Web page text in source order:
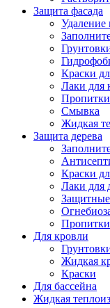
Защита фасада
Удаление
Краски
Лаки для
Смывка
Жидкая
Защита дерева
Краски
Лаки для
Защитные
Пропитки
Для кровли
Жидкая
Краски
Для бассейна
Жидкая